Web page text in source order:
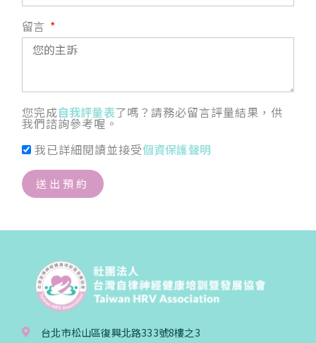
留言
您完成自我評量表了嗎？請務必留言評量結果，供
我們諮詢參考喔。
我已詳細閱讀並接受個資保護聲明
送出預約
台北市松山區復興北路333號8樓之3